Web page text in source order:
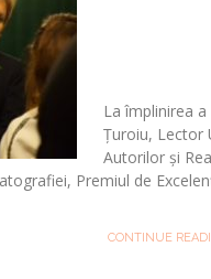
La împlinirea
Țuroiu, Lector
Autorilor și
Premiul de
CONTINUE